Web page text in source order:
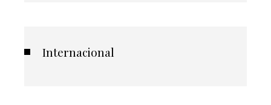
Internacional